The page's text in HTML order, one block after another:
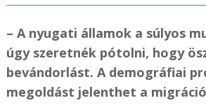
– A nyugati államok a súlyos
úgy szeretnék pótolni, hogy
bevándorlást. A demográfiai
megoldást jelenthet a